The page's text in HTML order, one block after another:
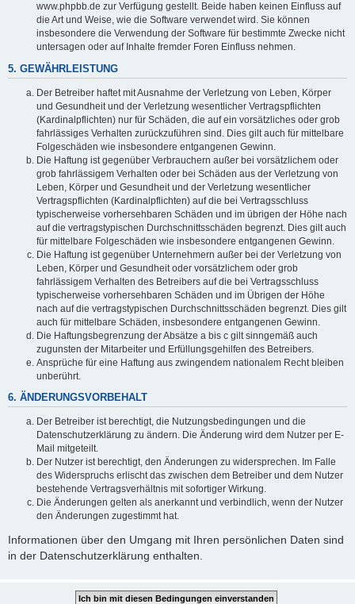
www.phpbb.de zur Verfügung gestellt. Beide haben keinen Einfluss auf
die Art und Weise, wie die Software verwendet wird. Sie können
insbesondere die Verwendung der Software für bestimmte Zwecke nicht
untersagen oder auf Inhalte fremder Foren Einfluss nehmen.
5. GEWÄHRLEISTUNG
Der Betreiber haftet mit Ausnahme der Verletzung von Leben, Körper
und Gesundheit und der Verletzung wesentlicher Vertragspflichten
(Kardinalpflichten) nur für Schäden, die auf ein vorsätzliches oder grob
fahrlässiges Verhalten zurückzuführen sind. Dies gilt auch für mittelbare
Folgeschäden wie insbesondere entgangenen Gewinn.
Die Haftung ist gegenüber Verbrauchern außer bei vorsätzlichem oder
grob fahrlässigem Verhalten oder bei Schäden aus der Verletzung von
Leben, Körper und Gesundheit und der Verletzung wesentlicher
Vertragspflichten (Kardinalpflichten) auf die bei Vertragsschluss
typischerweise vorhersehbaren Schäden und im übrigen der Höhe nach
auf die vertragstypischen Durchschnittsschäden begrenzt. Dies gilt auch
für mittelbare Folgeschäden wie insbesondere entgangenen Gewinn.
Die Haftung ist gegenüber Unternehmern außer bei der Verletzung von
Leben, Körper und Gesundheit oder vorsätzlichem oder grob
fahrlässigem Verhalten des Betreibers auf die bei Vertragsschluss
typischerweise vorhersehbaren Schäden und im Übrigen der Höhe
nach auf die vertragstypischen Durchschnittsschäden begrenzt. Dies gilt
auch für mittelbare Schäden, insbesondere entgangenen Gewinn.
Die Haftungsbegrenzung der Absätze a bis c gilt sinngemäß auch
zugunsten der Mitarbeiter und Erfüllungsgehilfen des Betreibers.
Ansprüche für eine Haftung aus zwingendem nationalem Recht bleiben
unberührt.
6. ÄNDERUNGSVORBEHALT
Der Betreiber ist berechtigt, die Nutzungsbedingungen und die
Datenschutzerklärung zu ändern. Die Änderung wird dem Nutzer per E-
Mail mitgeteilt.
Der Nutzer ist berechtigt, den Änderungen zu widersprechen. Im Falle
des Widerspruchs erlischt das zwischen dem Betreiber und dem Nutzer
bestehende Vertragsverhältnis mit sofortiger Wirkung.
Die Änderungen gelten als anerkannt und verbindlich, wenn der Nutzer
den Änderungen zugestimmt hat.
Informationen über den Umgang mit Ihren persönlichen Daten sind
in der Datenschutzerklärung enthalten.